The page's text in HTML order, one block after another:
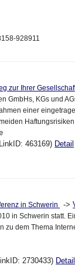
928911
zur Ihrer
GmbHs, KGs und
einer
463169) Detail
in Schwerin ->
in Schwerin statt.
zu dem Thema
2730433) Detail